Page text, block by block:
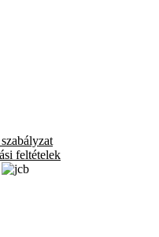
feltételek